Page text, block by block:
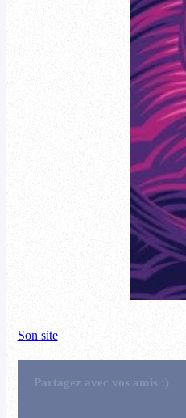
Son site
Partagez avec vos amis :)